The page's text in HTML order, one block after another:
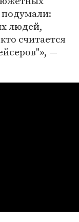
людей,
считается
—